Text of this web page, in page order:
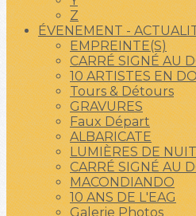
Z
ÉVENEMENT -
EMPREINTE(S)
CARRÉ SIGNÉ AU
10 ARTISTES EN
Tours & Détours
GRAVURES
Faux Départ
ALBARICATE
LUMIÈRES DE NUIT
CARRÉ SIGNÉ AU
MACONDIANDO
10 ANS DE L'EAG
Galerie Photos